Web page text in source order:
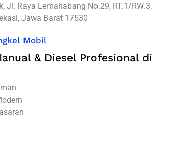
Raya Lemahabang No.29, RT.1/RW.3,
Jawa Barat 17530
Mobil
& Diesel Profesional di